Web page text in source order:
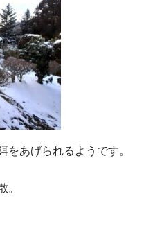
をあげられるようです。
。